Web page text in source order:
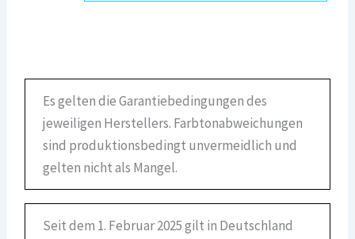
Es gelten die Garantiebedingungen des
jeweiligen Herstellers. Farbtonabweichungen
sind produktionsbedingt unvermeidlich und
gelten nicht als Mangel.
Seit dem 1. Februar 2025 gilt in Deutschland